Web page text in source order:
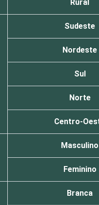
Rural
Sudeste
Nordeste
Sul
Norte
Centro-
Masculino
Feminino
Branca